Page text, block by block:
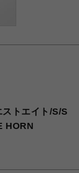
トエイト/S/S
HORN